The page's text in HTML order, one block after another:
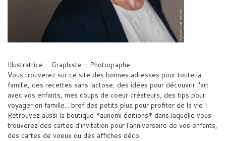
Illustratrice - Graphiste - Photographe
Vous trouverez sur ce site des bonnes adresses pour toute la
famille, des recettes sans lactose, des idées pour découvrir l'art
avec vos enfants, mes coups de coeur créateurs, des tips pour
voyager en famille... bref des petits plus pour profiter de la vie !
Retrouvez aussi la boutique *aunomi éditions* dans laquelle vous
trouverez des cartes d'invitation pour l'anniversaire de vos enfants,
des cartes de voeux ou des affiches déco.